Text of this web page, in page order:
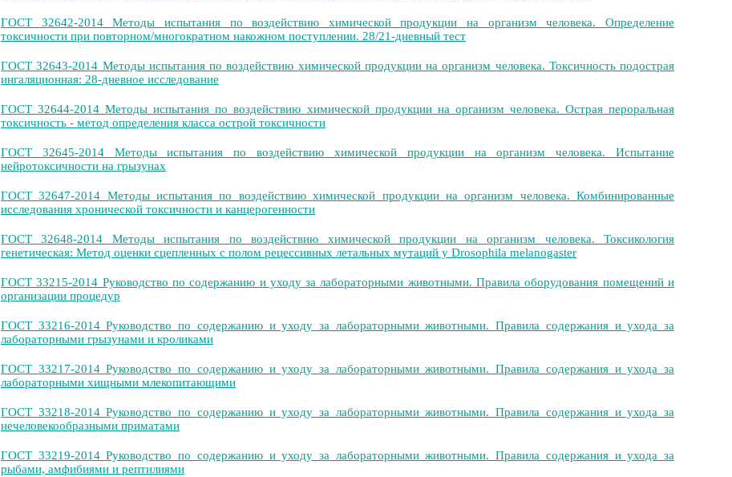
ГОСТ 32642-2014 Методы испытания по воздействию химической продукции на организм человека. Определение
токсичности при повторном/многократном накожном поступлении. 28/21-дневный тест
ГОСТ 32643-2014 Методы испытания по воздействию химической продукции на организм человека. Токсичность подострая
ингаляционная: 28-дневное исследование
ГОСТ 32644-2014 Методы испытания по воздействию химической продукции на организм человека. Острая пероральная
токсичность - метод определения класса острой токсичности
ГОСТ 32645-2014 Методы испытания по воздействию химической продукции на организм человека. Испытание
нейротоксичности на грызунах
ГОСТ 32647-2014 Методы испытания по воздействию химической продукции на организм человека. Комбинированные
исследования хронической токсичности и канцерогенности
ГОСТ 32648-2014 Методы испытания по воздействию химической продукции на организм человека. Токсикология
генетическая: Метод оценки сцепленных с полом рецессивных летальных мутаций у Drosophila melanogaster
ГОСТ 33215-2014 Руководство по содержанию и уходу за лабораторными животными. Правила оборудования помещений и
организации процедур
ГОСТ 33216-2014 Руководство по содержанию и уходу за лабораторными животными. Правила содержания и ухода за
лабораторными грызунами и кроликами
ГОСТ 33217-2014 Руководство по содержанию и уходу за лабораторными животными. Правила содержания и ухода за
лабораторными хищными млекопитающими
ГОСТ 33218-2014 Руководство по содержанию и уходу за лабораторными животными. Правила содержания и ухода за
нечеловекообразными приматами
ГОСТ 33219-2014 Руководство по содержанию и уходу за лабораторными животными. Правила содержания и ухода за
рыбами, амфибиями и рептилиями